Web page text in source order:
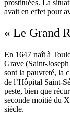
prostituées. La
avait en effet pour
« Le Grand
En 1647 naît à
Grave (Saint-
sont la pauvreté, la
de l’Hôpital Saint-
peste, bien que
seconde moitié du
siècle.